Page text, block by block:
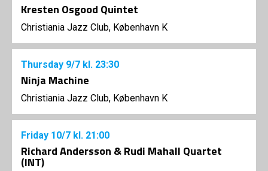
Kresten Osgood Quintet
Christiania Jazz Club, København K
Thursday 9/7 kl. 23:30
Ninja Machine
Christiania Jazz Club, København K
Friday 10/7 kl. 21:00
Richard Andersson & Rudi Mahall Quartet
(INT)